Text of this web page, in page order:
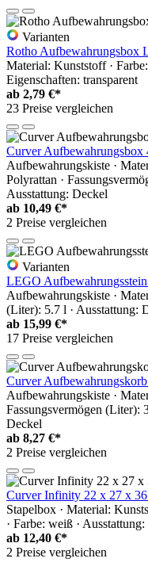
Varianten
Rotho Aufbewahrungsbox
Material: Kunststoff ·
Eigenschaften: transparent
ab 2,79 €*
23 Preise vergleichen
Curver
Aufbewahrungskiste ·
Polyrattan ·
Ausstattung: Deckel
ab 10,49 €*
2 Preise vergleichen
Varianten
LEGO
Aufbewahrungskiste ·
(Liter): 5.7 l · Ausstattung:
ab 15,99 €*
17 Preise vergleichen
Curver
Aufbewahrungskiste ·
Fassungsvermögen (Liter):
Deckel
ab 8,27 €*
2 Preise vergleichen
Curver Infinity 22 x 27 x
Stapelbox · Material:
· Farbe: weiß ·
ab 12,40 €*
2 Preise vergleichen